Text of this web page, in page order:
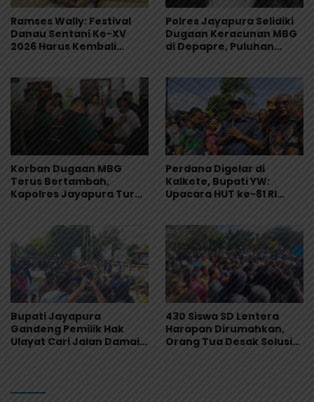
Ramses Wally: Festival
Danau Sentani Ke-XV
2026 Harus Kembali
Polres Jayapura Selidiki
Dugaan Keracunan MBG
di Depapre, Puluhan
Korban Dugaan MBG
Terus Bertambah,
Kapolres Jayapura Turun
Perdana Digelar di
Kalkote, Bupati YW:
Upacara HUT ke-81 RI
Bupati Jayapura
Gandeng Pemilik Hak
Ulayat Cari Jalan Damai,
430 Siswa SD Lentera
Harapan Dirumahkan,
Orang Tua Desak Solusi